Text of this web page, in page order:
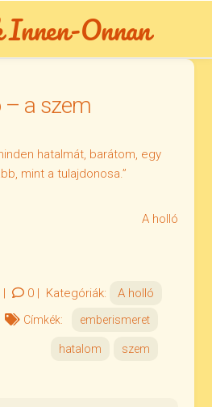
Onnan
– a szem
hatalmát, barátom, egy
mint a tulajdonosa.”
A holló
| 0| Kategóriák:
A holló
Címkék: emberismeret
hatalom szem